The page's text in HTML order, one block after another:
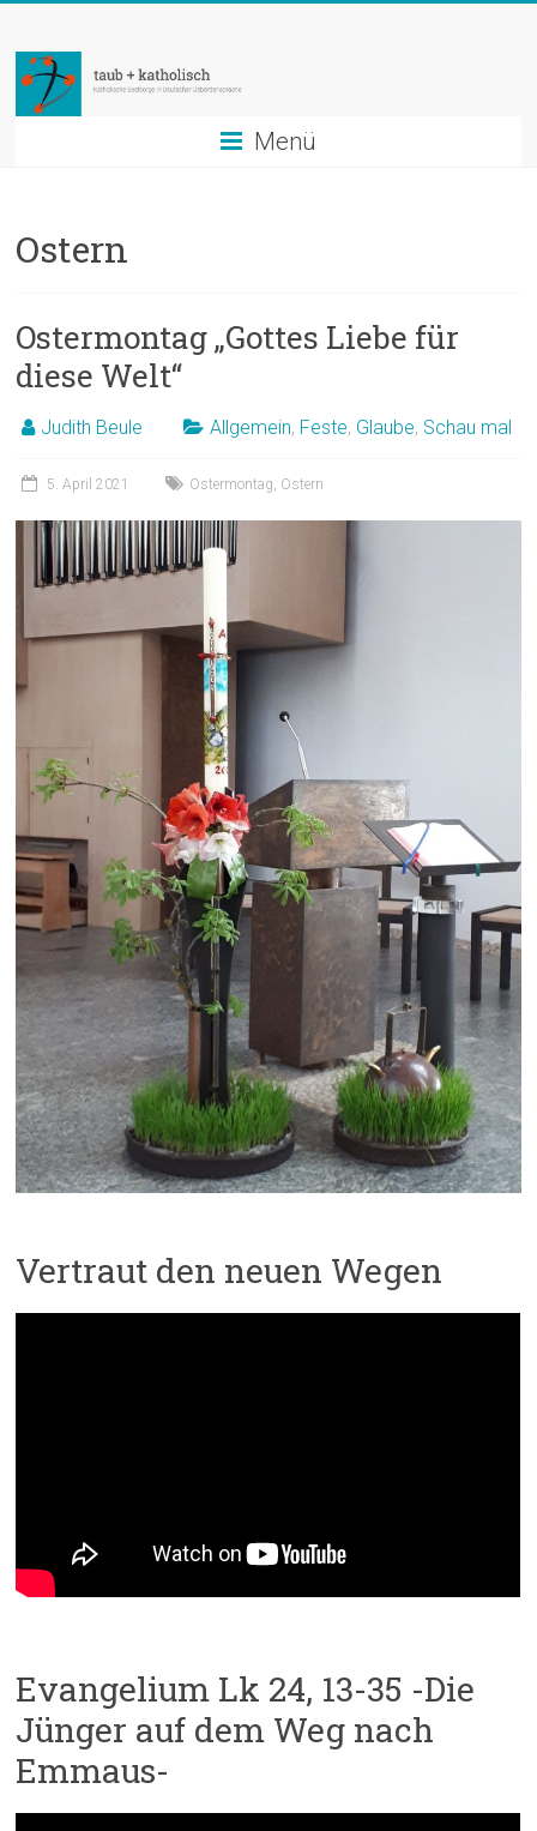
springen
taub
+
katholisch
in
Menü
Ostern
Ostermontag „Gottes Liebe für
diese Welt“
Judith Beule Allgemein, Feste, Glaube, Schau mal
5. April 2021 Ostermontag Ostern
Vertraut den neuen Wegen
Evangelium Lk 24, 13-35 -Die
Jünger auf dem Weg nach
Emmaus-